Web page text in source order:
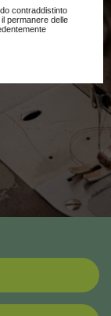
contraddistinto
permanere delle
più etico